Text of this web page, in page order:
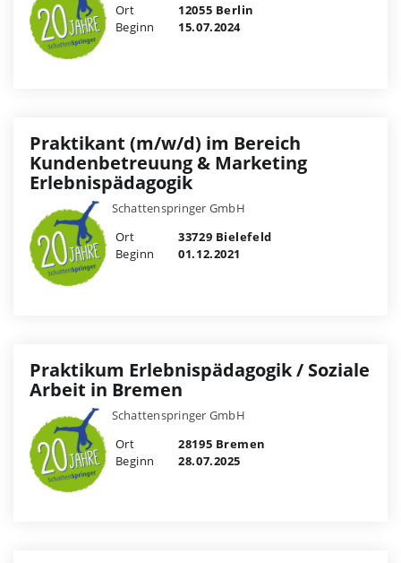
Ort
12055 Berlin
Beginn
15.07.2024
Praktikant (m/w/d) im Bereich
Kundenbetreuung & Marketing
Erlebnispädagogik
Schattenspringer GmbH
Ort
33729 Bielefeld
Beginn
01.12.2021
Praktikum Erlebnispädagogik / Soziale
Arbeit in Bremen
Schattenspringer GmbH
Ort
28195 Bremen
Beginn
28.07.2025